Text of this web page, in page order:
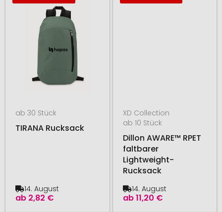
ab 30 Stück
TIRANA Rucksack
ab 2,82 €
14. August
XD Collection
ab 10 Stück
Dillon AWARE™ RPET
faltbarer
Lightweight-
Rucksack
ab11,20 €
14. August